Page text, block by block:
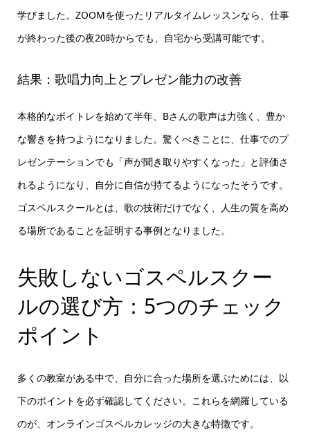
学びました。ZOOMを使ったリアルタイムレッスンなら、仕事
が終わった後の夜20時からでも、自宅から受講可能です。
結果：歌唱力向上とプレゼン能力の改善
本格的なボイトレを始めて半年、Bさんの歌声は力強く、豊か
な響きを持つようになりました。驚くべきことに、仕事でのプ
レゼンテーションでも「声が聞き取りやすくなった」と評価さ
れるようになり、自分に自信が持てるようになったそうです。
ゴスペルスクールとは、歌の技術だけでなく、人生の質を高め
る場所であることを証明する事例となりました。
失敗しないゴスペルスクー
ルの選び方：5つのチェック
ポイント
多くの教室がある中で、自分に合った場所を選ぶためには、以
下のポイントを必ず確認してください。これらを網羅している
のが、オンラインゴスペルカレッジの大きな特徴です。